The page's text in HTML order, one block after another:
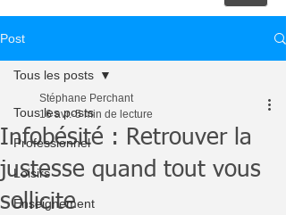
Post
Tous les posts
Professionnel
Loisirs
Enseignement
Tous les posts
Infobésité : Retrouver la
justesse quand tout vous
sollicite
Stéphane Perchant
16 avr. 5 min de lecture